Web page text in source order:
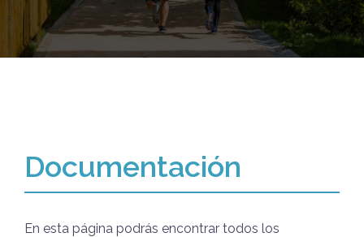
Documentación
En esta página podrás encontrar todos los